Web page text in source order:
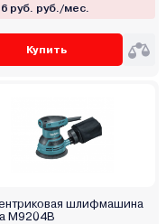
6 руб. руб./мес.
Купить
шлифмашина
M9204B